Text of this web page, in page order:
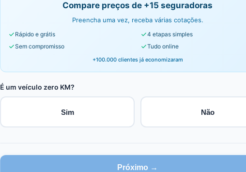
Compare preços de +15 seguradoras
Preencha uma vez, receba várias cotações.
Rápido e grátis
4 etapas simples
Sem compromisso
Tudo online
+100.000 clientes já economizaram
É um veículo zero KM?
Sim Não
Próximo →